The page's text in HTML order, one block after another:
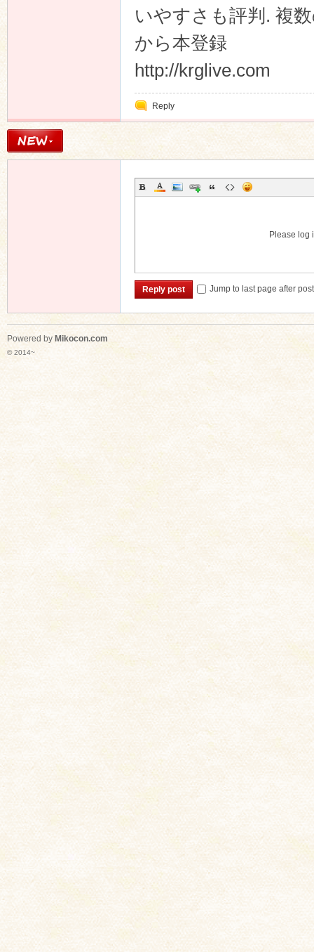
いやすさも評判. 複
から本登録
http://krglive.com
Reply
Please log
Reply post Jump to last page after
Powered by Mikocon.com
© 2014~